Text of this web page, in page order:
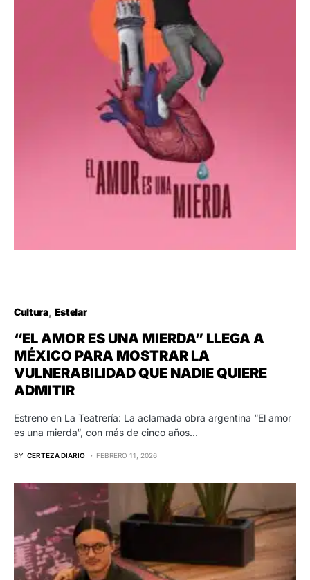
Cultura Estelar
“EL AMOR ES UNA MIERDA” LLEGA A
MÉXICO PARA MOSTRAR LA
VULNERABILIDAD QUE NADIE QUIERE
ADMITIR
Estreno en La Teatrería: La aclamada obra argentina “El amor
es una mierda“, con más de cinco años…
BY CERTEZA DIARIO FEBRERO 11, 2026